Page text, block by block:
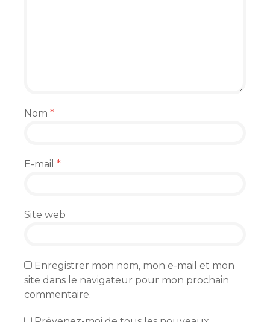
Nom *
E-mail *
Site web
Enregistrer mon nom, mon e-mail et mon
site dans le navigateur pour mon prochain
commentaire.